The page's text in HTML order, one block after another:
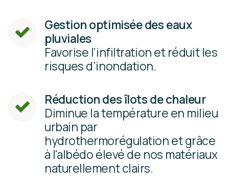
Gestion optimisée des eaux
pluviales
Favorise l’infiltration et réduit les
risques d’inondation.
Réduction des îlots de chaleur
Diminue la température en milieu
urbain par ​
hydrothermorégulation et grâce
à l'albédo élevé de nos matériaux
naturellement clairs.